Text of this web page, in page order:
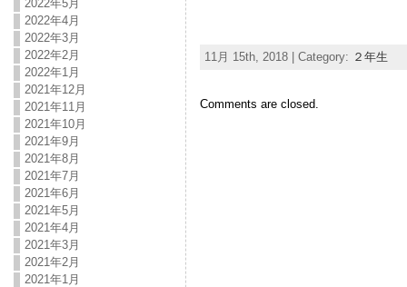
2022年5月
2022年4月
2022年3月
2022年2月
2022年1月
2021年12月
2021年11月
2021年10月
2021年9月
2021年8月
2021年7月
2021年6月
2021年5月
2021年4月
2021年3月
2021年2月
2021年1月
11月 15th, 2018 | Category: ２年生
Comments are closed.